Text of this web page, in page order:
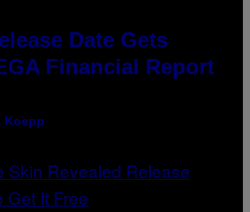
Date Gets
Financial Report
Koepp